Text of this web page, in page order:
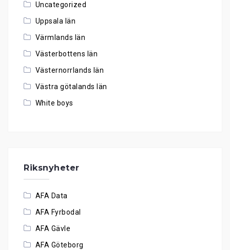
Uncategorized
Uppsala län
Värmlands län
Västerbottens län
Västernorrlands län
Västra götalands län
White boys
Riksnyheter
AFA Data
AFA Fyrbodal
AFA Gävle
AFA Göteborg